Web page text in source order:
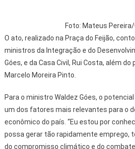
Foto: Mateus Pereira/
O ato, realizado na Praça do Feijão,
ministros da Integração e do
Góes, e da Casa Civil, Rui Costa, além
Marcelo Moreira Pinto.
Para o ministro Waldez Góes, o
um dos fatores mais relevantes para o
econômico do país. “Eu estou por
possa gerar tão rapidamente emprego,
do compromisso climático e do